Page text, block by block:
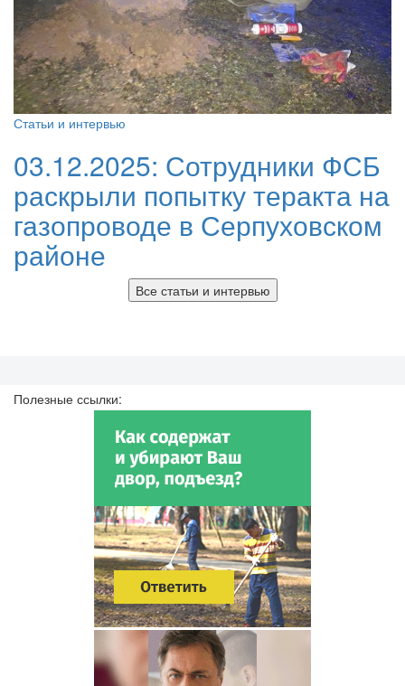
Статьи и интервью
03.12.2025: Сотрудники ФСБ
раскрыли попытку теракта на
газопроводе в Серпуховском
районе
Все статьи и интервью
Полезные ссылки: